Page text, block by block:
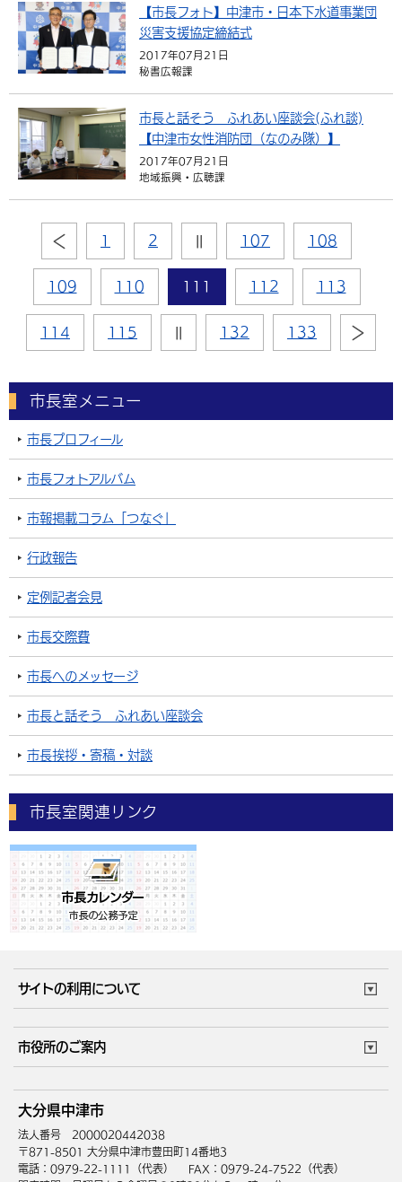
【市長フォト】中津市・日本下水道事業団
災害支援協定締結式
2017年07月21日
秘書広報課
市長と話そう ふれあい座談会(ふれ談)
【中津市女性消防団（なのみ隊）】
2017年07月21日
地域振興・広聴課
1 2 107 108
109 110 111 112 113
114 115 132 133
市長室メニュー
市長プロフィール
市長フォトアルバム
市報掲載コラム「つなぐ」
行政報告
定例記者会見
市長交際費
市長へのメッセージ
市長と話そう ふれあい座談会
市長挨拶・寄稿・対談
市長室関連リンク
サイトの利用について
サイトマップ
市役所のご案内
庁舎地図 組織案内
中津市へのアクセス
大分県中津市
法人番号 2000020442038
〒871-8501 大分県中津市豊田町14番地3
電話：0979-22-1111（代表）
FAX：0979-24-7522（代表）